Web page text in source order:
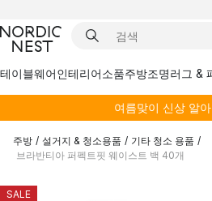
테이블웨어인테리어소품주방조명러그 &
여름맞이 신상 알
주방 / 설거지 & 청소용품 / 기타 청소 용품 /
브라반티아 퍼펙트핏 웨이스트 백 40개
SALE